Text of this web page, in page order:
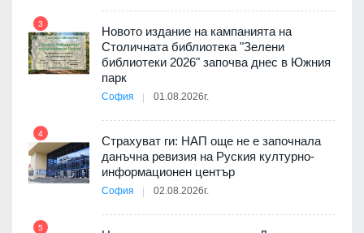
3
Новото издание на кампанията на
Столичната библиотека "Зелени
библиотеки 2026" започва днес в Южния
парк
София 01.08.2026г.
4
Страхуват ги: НАП още не е започнала
данъчна ревизия на Руския културно-
информационен център
София 02.08.2026г.
5